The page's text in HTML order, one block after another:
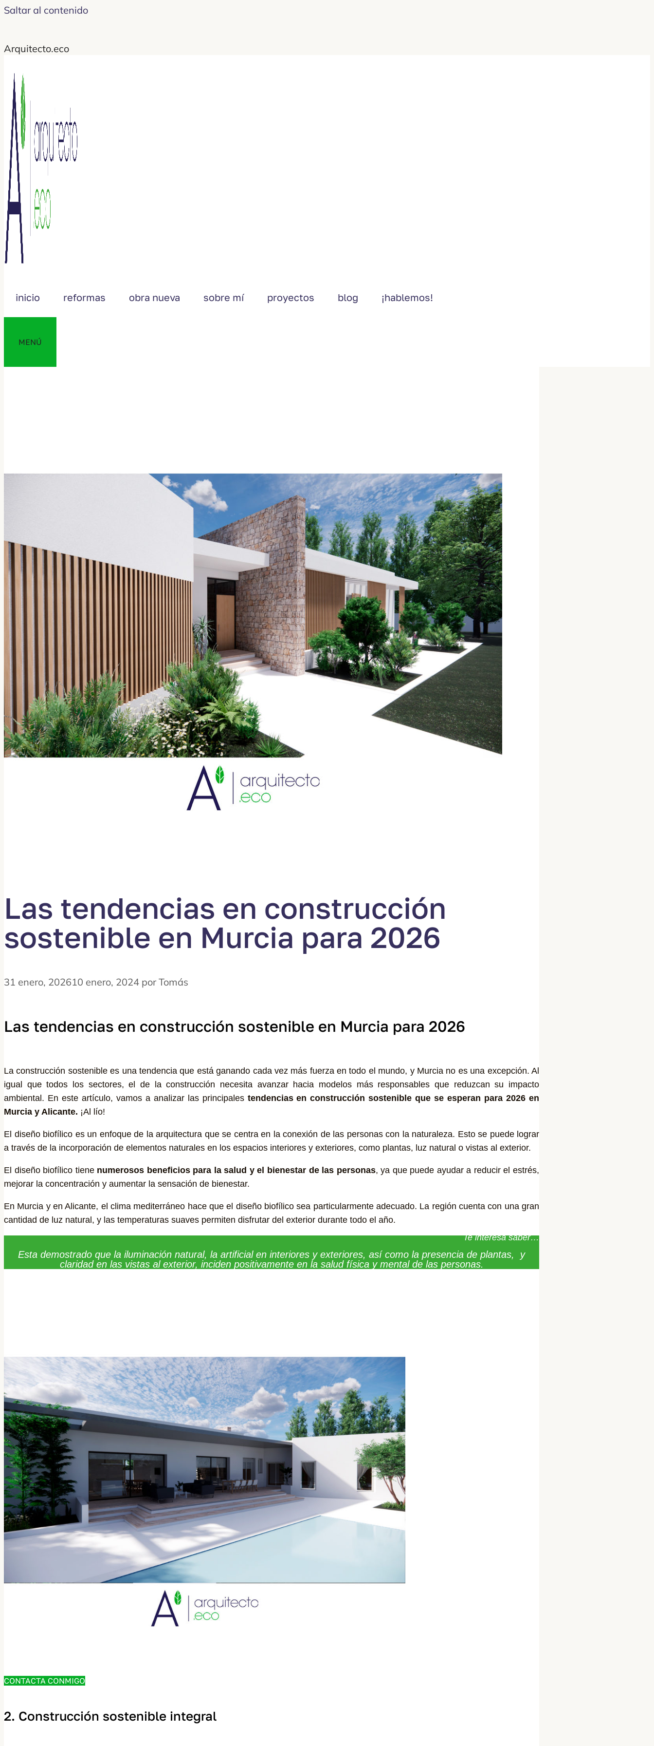
Saltar al contenido
Arquitecto.eco
inicio reformas obra nueva sobre mí proyectos blog ¡hablemos!
MENÚ
Las tendencias en construcción
sostenible en Murcia para 2026
31 enero, 202610 enero, 2024 porTomás
Las tendencias en construcción sostenible en Murcia para 2026
La construcción sostenible es una tendencia que está ganando cada vez más fuerza en todo el mundo, y Murcia no es una excepción. Al
igual que todos los sectores, el de la construcción necesita avanzar hacia modelos más responsables que reduzcan su impacto
ambiental. En este artículo, vamos a analizar las principalestendencias en construcción sostenible que se esperan para 2026 en
Murcia y Alicante. ¡Al lío!
El diseño biofílico es un enfoque de la arquitectura que se centra en la conexión de las personas con la naturaleza. Esto se puede lograr
a través de la incorporación de elementos naturales en los espacios interiores y exteriores, como plantas, luz natural o vistas al exterior.
El diseño biofílico tiene numerosos beneficios para la salud y el bienestar de las personas, ya que puede ayudar a reducir el estrés,
mejorar la concentración y aumentar la sensación de bienestar.
En Murcia y en Alicante, el clima mediterráneo hace que el diseño biofílico sea particularmente adecuado. La región cuenta con una gran
cantidad de luz natural, y las temperaturas suaves permiten disfrutar del exterior durante todo el año.
Te interesa saber…
Esta demostrado que la iluminación natural, la artificial en interiores y exteriores, así como la presencia de plantas, y
claridad en lasvistas al exterior, inciden positivamente en la salud física y mental de las personas.
CONTACTA CONMIGO
2. Construcción sostenible integral